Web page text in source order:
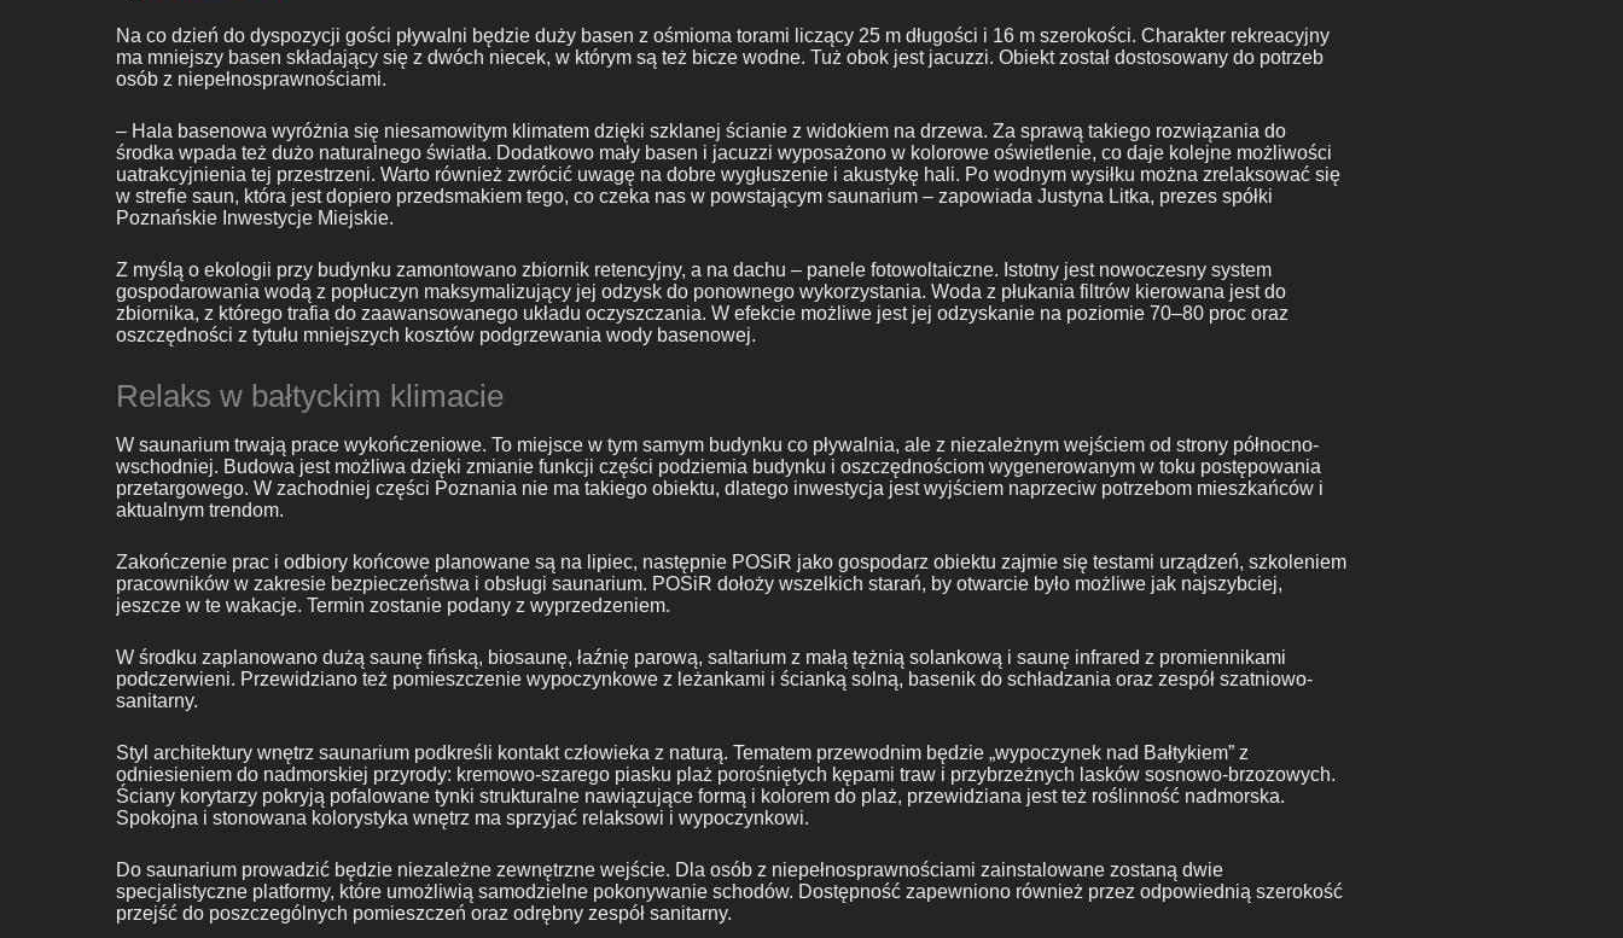
Na co dzień do dyspozycji gości pływalni będzie duży basen z ośmioma torami liczący 25 m długości i 16 m szerokości. Charakter rekreacyjny
ma mniejszy basen składający się z dwóch niecek, w którym są też bicze wodne. Tuż obok jest jacuzzi. Obiekt został dostosowany do potrzeb
osób z niepełnosprawnościami.
– Hala basenowa wyróżnia się niesamowitym klimatem dzięki szklanej ścianie z widokiem na drzewa. Za sprawą takiego rozwiązania do
środka wpada też dużo naturalnego światła. Dodatkowo mały basen i jacuzzi wyposażono w kolorowe oświetlenie, co daje kolejne możliwości
uatrakcyjnienia tej przestrzeni. Warto również zwrócić uwagę na dobre wygłuszenie i akustykę hali. Po wodnym wysiłku można zrelaksować się
w strefie saun, która jest dopiero przedsmakiem tego, co czeka nas w powstającym saunarium – zapowiada Justyna Litka, prezes spółki
Poznańskie Inwestycje Miejskie.
Z myślą o ekologii przy budynku zamontowano zbiornik retencyjny, a na dachu – panele fotowoltaiczne. Istotny jest nowoczesny system
gospodarowania wodą z popłuczyn maksymalizujący jej odzysk do ponownego wykorzystania. Woda z płukania filtrów kierowana jest do
zbiornika, z którego trafia do zaawansowanego układu oczyszczania. W efekcie możliwe jest jej odzyskanie na poziomie 70–80 proc oraz
oszczędności z tytułu mniejszych kosztów podgrzewania wody basenowej.
Relaks w bałtyckim klimacie
W saunarium trwają prace wykończeniowe. To miejsce w tym samym budynku co pływalnia, ale z niezależnym wejściem od strony północno-
wschodniej. Budowa jest możliwa dzięki zmianie funkcji części podziemia budynku i oszczędnościom wygenerowanym w toku postępowania
przetargowego. W zachodniej części Poznania nie ma takiego obiektu, dlatego inwestycja jest wyjściem naprzeciw potrzebom mieszkańców i
aktualnym trendom.
Zakończenie prac i odbiory końcowe planowane są na lipiec, następnie POSiR jako gospodarz obiektu zajmie się testami urządzeń, szkoleniem
pracowników w zakresie bezpieczeństwa i obsługi saunarium. POSiR dołoży wszelkich starań, by otwarcie było możliwe jak najszybciej,
jeszcze w te wakacje. Termin zostanie podany z wyprzedzeniem.
W środku zaplanowano dużą saunę fińską, biosaunę, łaźnię parową, saltarium z małą tężnią solankową i saunę infrared z promiennikami
podczerwieni. Przewidziano też pomieszczenie wypoczynkowe z leżankami i ścianką solną, basenik do schładzania oraz zespół szatniowo-
sanitarny.
Styl architektury wnętrz saunarium podkreśli kontakt człowieka z naturą. Tematem przewodnim będzie „wypoczynek nad Bałtykiem” z
odniesieniem do nadmorskiej przyrody: kremowo-szarego piasku plaż porośniętych kępami traw i przybrzeżnych lasków sosnowo-brzozowych.
Ściany korytarzy pokryją pofalowane tynki strukturalne nawiązujące formą i kolorem do plaż, przewidziana jest też roślinność nadmorska.
Spokojna i stonowana kolorystyka wnętrz ma sprzyjać relaksowi i wypoczynkowi.
Do saunarium prowadzić będzie niezależne zewnętrzne wejście. Dla osób z niepełnosprawnościami zainstalowane zostaną dwie
specjalistyczne platformy, które umożliwią samodzielne pokonywanie schodów. Dostępność zapewniono również przez odpowiednią szerokość
przejść do poszczególnych pomieszczeń oraz odrębny zespół sanitarny.